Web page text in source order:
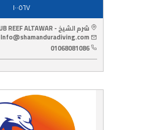
١٠٠٥٦٧
شرم الشيخ - CLUB REEF ALTAWAR
Info@shamanduradiving.com
01068081086